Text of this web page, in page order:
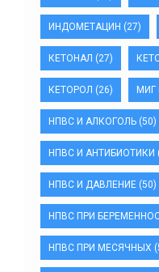
ИНДОМЕТАЦИН (27)
КЕТОНАЛ (27)
КЕТОРОЛ (26) МИГ
НПВС И АЛКОГОЛЬ (50)
НПВС И АНТИБИОТИКИ
НПВС И ДАВЛЕНИЕ (50)
НПВС ПРИ
НПВС ПРИ МЕСЯЧНЫХ